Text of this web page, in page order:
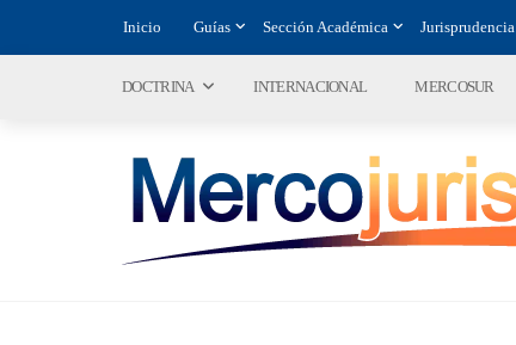
Inicio Guías Sección Académica Jurisprudencia
DOCTRINA INTERNACIONAL MERCOSUR